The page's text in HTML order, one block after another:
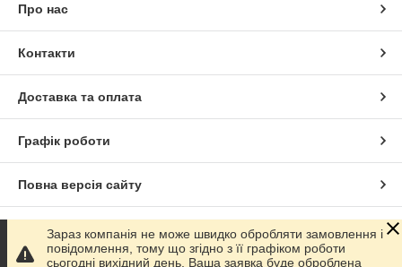
Про нас
Контакти
Доставка та оплата
Графік роботи
Повна версія сайту
Сайт створено на маркетплейсі Prom.ua
Зараз компанія не може швидко обробляти замовлення і
повідомлення, тому що згідно з її графіком роботи
сьогодні вихідний день. Ваша заявка буде оброблена